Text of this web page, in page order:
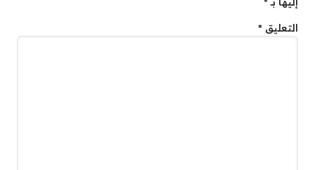
التعليق *